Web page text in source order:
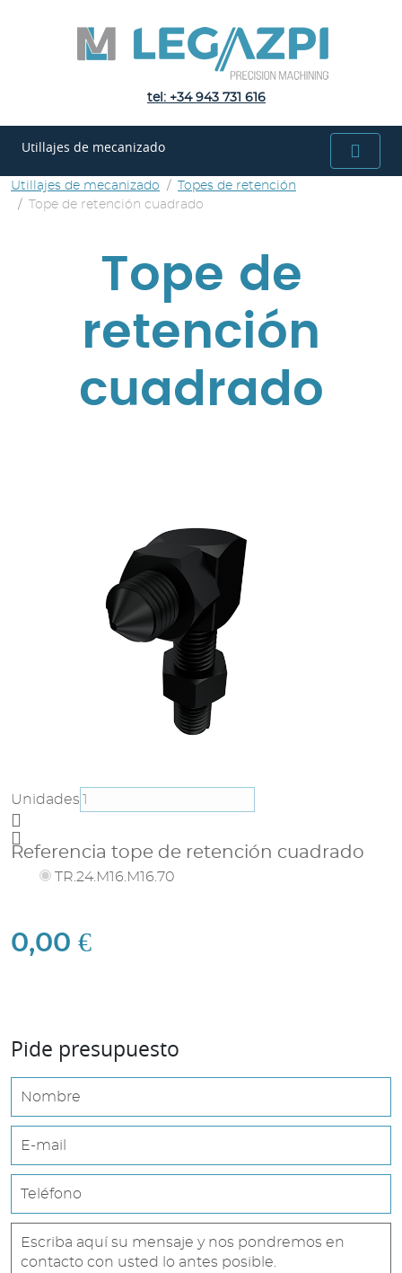
tel: +34 943 731 616
Utillajes de mecanizado
UTILLAJES
MODULARES
UTILLAJES
LEGAZPI
Utillajes de mecanizado
Topes de retención
Tope de retención cuadrado
Tope de
retención
cuadrado
Unidades
Referencia tope de retención cuadrado
TR.24.M16.M16.70
0,00 €
Pide presupuesto